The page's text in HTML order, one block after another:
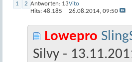
1 2 Antworten: 13
Hits: 48.185
Vito
26.08.2014, 09:50
Lowepro
Silvy -